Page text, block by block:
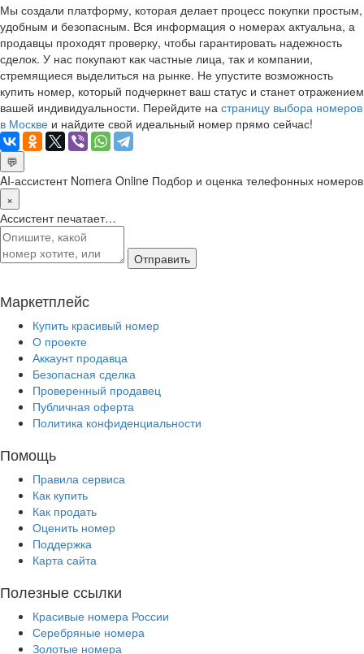
Мы создали платформу, которая делает процесс покупки простым,
удобным и безопасным. Вся информация о номерах актуальна, а
продавцы проходят проверку, чтобы гарантировать надежность
сделок. У нас покупают как частные лица, так и компании,
стремящиеся выделиться на рынке. Не упустите возможность
купить номер, который подчеркнет ваш статус и станет отражением
вашей индивидуальности. Перейдите на страницу выбора номеров
в Москве и найдите свой идеальный номер прямо сейчас!
💬
AI-ассистент Nomera Online Подбор и оценка телефонных номеров
×
Ассистент печатает…
Отправить
Маркетплейс
Купить красивый номер
О проекте
Аккаунт продавца
Безопасная сделка
Проверенный продавец
Публичная оферта
Политика конфиденциальности
Помощь
Правила сервиса
Как купить
Как продать
Оценить номер
Поддержка
Карта сайта
Полезные ссылки
Красивые номера России
Серебряные номера
Золотые номера